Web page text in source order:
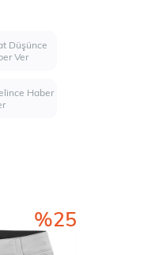
Düşünce
Ver
Haber
%25